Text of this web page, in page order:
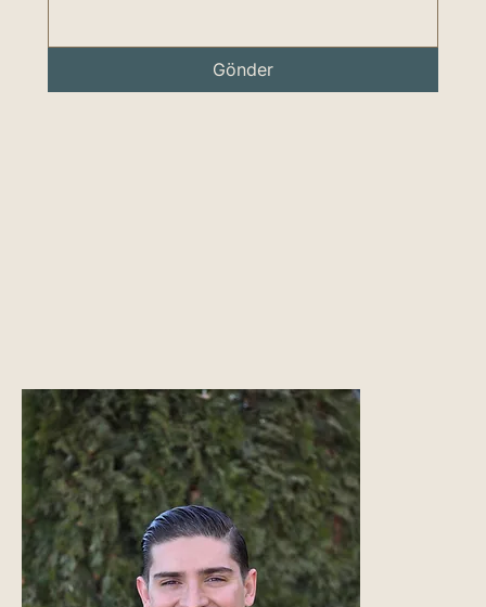
Gönder